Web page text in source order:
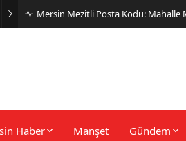
Günlük Stil İçin Erkek Sneaker
Haber Manşet Gündem